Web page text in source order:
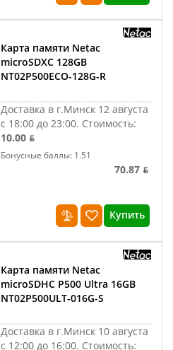
Карта памяти Netac
microSDXC 128GB
NT02P500ECO-128G-R
Доставка в г.Минск 12 августа
с 18:00 до 23:00. Стоимость:
10.00 ƃ
Бонусные баллы: 1.51
70.87 ƃ
Купить
Карта памяти Netac
microSDHC P500 Ultra 16GB
NT02P500ULT-016G-S
Доставка в г.Минск 10 августа
с 12:00 до 16:00. Стоимость: